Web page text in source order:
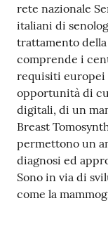
rete nazionale
italiani di
trattamento
comprende i
requisiti europei
opportunità di
digitali, di un
Breast
permettono un
diagnosi ed
Sono in via di
come la